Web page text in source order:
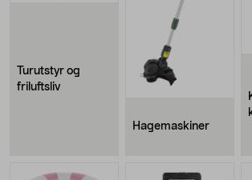
Turutstyr og
friluftsliv
Hagemaskiner